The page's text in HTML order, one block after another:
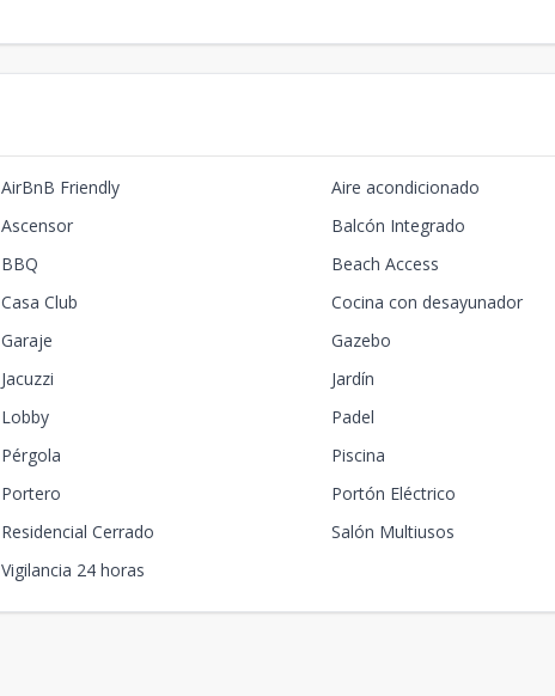
AirBnB Friendly
Aire acondicionado
Ascensor
Balcón Integrado
BBQ
Beach Access
Casa Club
Cocina con desayunador
Garaje
Gazebo
Jacuzzi
Jardín
Lobby
Padel
Pérgola
Piscina
Portero
Portón Eléctrico
Residencial Cerrado
Salón Multiusos
Vigilancia 24 horas